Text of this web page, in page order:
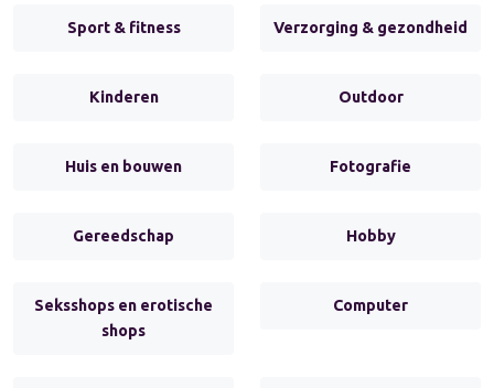
Sport & fitness Verzorging & gezondheid
Kinderen Outdoor
Huis en bouwen Fotografie
Gereedschap Hobby
Seksshops en erotische
shops
Computer